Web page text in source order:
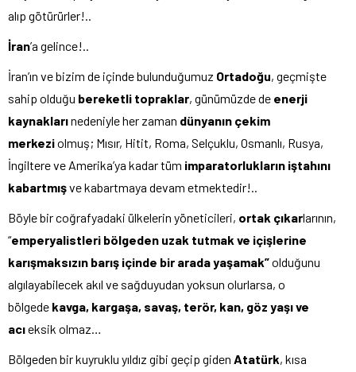
alıp götürürler!..
İran’a gelince!..
İran’ın ve bizim de içinde bulunduğumuz Ortadoğu, geçmişte
sahip olduğu bereketli topraklar, günümüzde de enerji
kaynaklarınedeniyle her zaman dünyanın çekim
merkeziolmuş; Mısır, Hitit, Roma, Selçuklu, Osmanlı, Rusya,
İngiltere ve Amerika’ya kadar tüm imparatorlukların iştahını
kabartmışve kabartmaya devam etmektedir!..
Böyle bir coğrafyadaki ülkelerin yöneticileri, ortak çıkarlarının,
“emperyalistleri bölgeden uzak tutmak ve içişlerine
karışmaksızın barış içinde bir arada yaşamak”olduğunu
algılayabilecek akıl ve sağduyudan yoksun olurlarsa, o
bölgede kavga, kargaşa, savaş, terör, kan, göz yaşı ve
acıeksik olmaz…
Bölgeden bir kuyruklu yıldız gibi geçip giden Atatürk, kısa